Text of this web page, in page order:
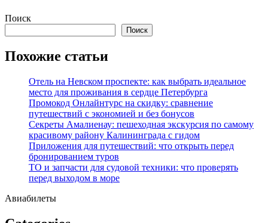
Перейти
содержимому
Поиск
Поиск
Похожие статьи
Отель на Невском проспекте: как выбрать идеальное
место для проживания в сердце Петербурга
Промокод Онлайнтурс на скидку: сравнение
путешествий с экономией и без бонусов
Секреты Амалиенау: пешеходная экскурсия по самому
красивому району Калининграда с гидом
Приложения для путешествий: что открыть перед
бронированием туров
ТО и запчасти для судовой техники: что проверять
перед выходом в море
Авиабилеты